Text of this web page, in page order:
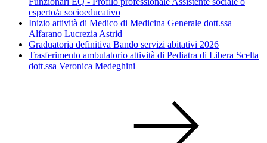
esperto/a socioeducativo
Inizio attività di Medico di Medicina Generale dott.ssa
Alfarano Lucrezia Astrid
Graduatoria definitiva Bando servizi abitativi 2026
Trasferimento ambulatorio attività di Pediatra di Libera Scelta
dott.ssa Veronica Medeghini